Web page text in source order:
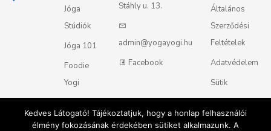
Jóga
Stúdiók
Jóga 101
Foodie
Yogi
Stáhly u. 13.
admin@yogayogi.hu
Facebook
Általános
Szerződési
Feltételek
Adatvédelem
Sütik
Kedves Látogató! Tájékoztatjuk, hogy a honlap felhasználói
élmény fokozásának érdekében sütiket alkalmazunk. A